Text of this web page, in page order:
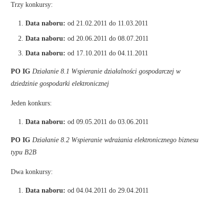
Trzy konkursy:
Data naboru: od 21.02.2011 do 11.03.2011
Data naboru: od 20.06.2011 do 08.07.2011
Data naboru: od 17.10.2011 do 04.11.2011
PO IGDziałanie 8.1 Wspieranie działalności gospodarczej w
dziedzinie gospodarki elektronicznej
Jeden konkurs:
Data naboru: od 09.05.2011 do 03.06.2011
PO IGDziałanie 8.2 Wspieranie wdrażania elektronicznego biznesu
typu B2B
Dwa konkursy:
Data naboru: od 04.04.2011 do 29.04.2011